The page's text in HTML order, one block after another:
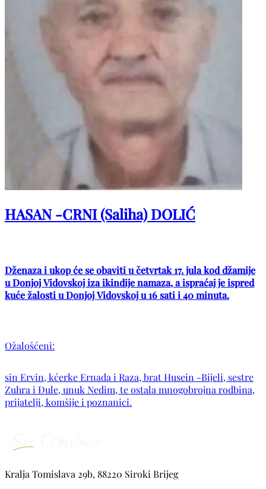
HASAN -CRNI (Saliha) DOLIĆ
Dženaza i ukop će se obaviti u četvrtak 17. jula kod džamije
u Donjoj Vidovskoj iza ikindije namaza, a ispraćaj je ispred
kuće žalosti u Donjoj Vidovskoj u 16 sati i 40 minuta.
Ožalošćeni:
sin Ervin, kćerke Ernada i Raza, brat Husein -Bijeli, sestre
Zuhra i Đule, unuk Nedim, te ostala mnogobrojna rodbina,
prijatelji, komšije i poznanici.
Kralja Tomislava 29b, 88220 Siroki Brijeg